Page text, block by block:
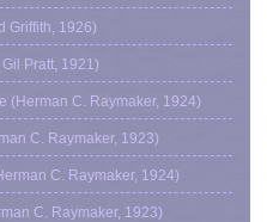
Griffith, 1926)
Pratt, 1921)
(Herman C. Raymaker, 1924)
C. Raymaker, 1923)
C. Raymaker, 1924)
C. Raymaker, 1923)